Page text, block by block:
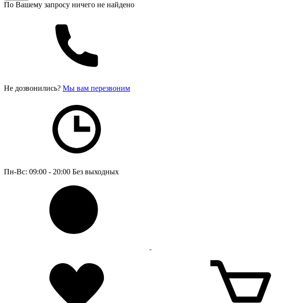
По Вашему запросу ничего не найдено
Не дозвонились? Мы вам перезвоним
Пн-Вс: 09:00 - 20:00 Без выходных